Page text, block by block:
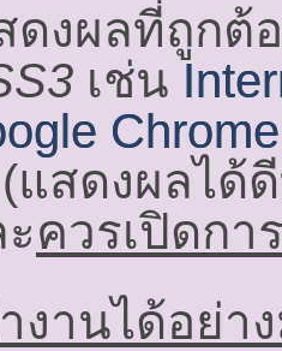
ดงผลที่ถูกต้
เช่น
แสดงผลได้
ควรเปิดกา
งานได้อย่า